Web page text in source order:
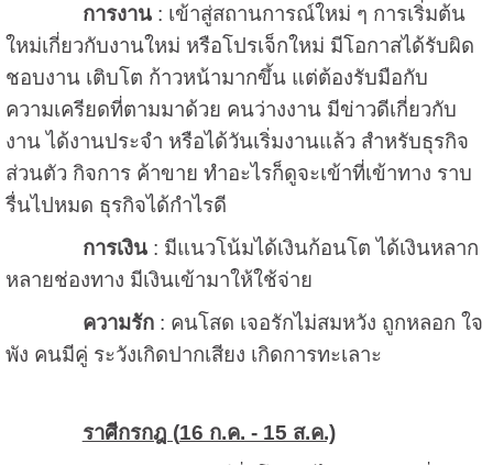
การงาน: เข้าสู่สถานการณ์ใหม่ ๆ การเริ่มต้น
ใหม่เกี่ยวกับงานใหม่ หรือโปรเจ็กใหม่ มีโอกาสได้รับผิด
ชอบงาน เติบโต ก้าวหน้ามากขึ้น แต่ต้องรับมือกับ
ความเครียดที่ตามมาด้วย คนว่างงาน มีข่าวดีเกี่ยวกับ
งาน ได้งานประจำ หรือได้วันเริ่มงานแล้ว สำหรับธุรกิจ
ส่วนตัว กิจการ ค้าขาย ทำอะไรก็ดูจะเข้าที่เข้าทาง ราบ
รื่นไปหมด ธุรกิจได้กำไรดี
การเงิน: มีแนวโน้มได้เงินก้อนโต ได้เงินหลาก
หลายช่องทาง มีเงินเข้ามาให้ใช้จ่าย
ความรัก: คนโสด เจอรักไม่สมหวัง ถูกหลอก ใจ
พัง คนมีคู่ ระวังเกิดปากเสียง เกิดการทะเลาะ
ราศีกรกฎ (16 ก.ค. - 15 ส.ค.)